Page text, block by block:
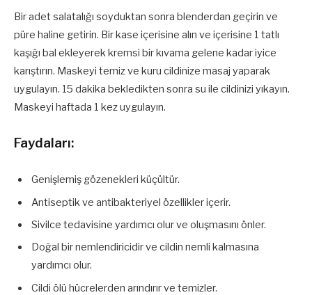
Bir adet salatalığı soyduktan sonra blenderdan geçirin ve
püre haline getirin. Bir kase içerisine alın ve içerisine 1 tatlı
kaşığı bal ekleyerek kremsi bir kıvama gelene kadar iyice
karıştırın. Maskeyi temiz ve kuru cildinize masaj yaparak
uygulayın. 15 dakika bekledikten sonra su ile cildinizi yıkayın.
Maskeyi haftada 1 kez uygulayın.
Faydaları:
Genişlemiş gözenekleri küçültür.
Antiseptik ve antibakteriyel özellikler içerir.
Sivilce tedavisine yardımcı olur ve oluşmasını önler.
Doğal bir nemlendiricidir ve cildin nemli kalmasına
yardımcı olur.
Cildi ölü hücrelerden arındırır ve temizler.